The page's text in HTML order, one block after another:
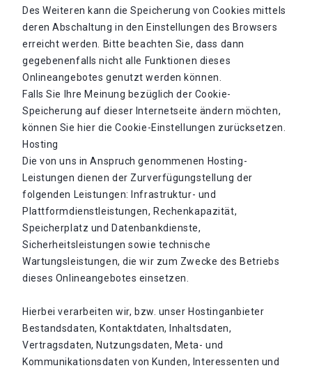
Des Weiteren kann die Speicherung von Cookies mittels
deren Abschaltung in den Einstellungen des Browsers
erreicht werden. Bitte beachten Sie, dass dann
gegebenenfalls nicht alle Funktionen dieses
Onlineangebotes genutzt werden können.
Falls Sie Ihre Meinung bezüglich der Cookie-
Speicherung auf dieser Internetseite ändern möchten,
können Sie hier die Cookie-Einstellungen zurücksetzen.
Hosting
Die von uns in Anspruch genommenen Hosting-
Leistungen dienen der Zurverfügungstellung der
folgenden Leistungen: Infrastruktur- und
Plattformdienstleistungen, Rechenkapazität,
Speicherplatz und Datenbankdienste,
Sicherheitsleistungen sowie technische
Wartungsleistungen, die wir zum Zwecke des Betriebs
dieses Onlineangebotes einsetzen.
Hierbei verarbeiten wir, bzw. unser Hostinganbieter
Bestandsdaten, Kontaktdaten, Inhaltsdaten,
Vertragsdaten, Nutzungsdaten, Meta- und
Kommunikationsdaten von Kunden, Interessenten und